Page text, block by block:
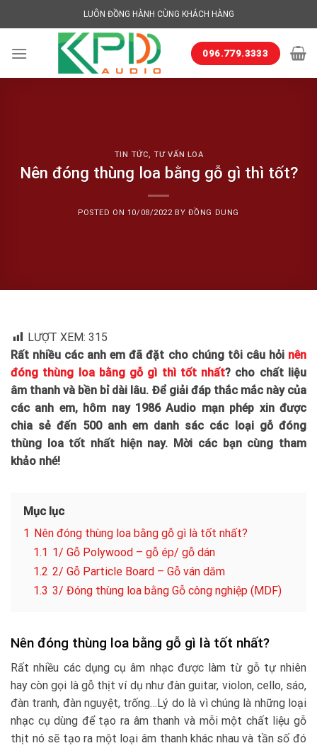
to
LUÔN ĐỒNG HÀNH CÙNG KHÁCH HÀNG
096.779.3333
TIN TỨC, TƯ VẤN LOA
Nên đóng thùng loa bằng gỗ gì thì tốt?
POSTED ON 10/08/2022BY ĐỒNG DUNG
LƯỢT XEM: 315
Rất nhiều các anh em đã đặt cho chúng tôi câu hỏi nên
đóng thùng loa bằng gỗ gì thì tốt nhất? cho chất liệu
âm thanh và bền bỉ dài lâu. Để giải đáp thắc mắc này của
các anh em, hôm nay 1986 Audio mạn phép xin được
chia sẻ đến 500 anh em danh sác các loại gỗ đóng
thùng loa tốt nhất hiện nay. Mời các bạn cùng tham
khảo nhé!
Mục lục
1 Nên đóng thùng loa bằng gỗ gì là tốt nhất?
1.1 1/ Gỗ Polywood – gỗ ép/ gỗ dán
1.2 2/ Gỗ Particle Board – Gỗ ván dăm
1.3 3/ Đóng thùng loa bằng Gỗ công nghiệp (MDF)
Nên đóng thùng loa bằng gỗ gì là tốt nhất?
Rất nhiều các dụng cụ âm nhạc được làm từ gỗ tự nhiên
hay còn gọi là gỗ thịt ví dụ như đàn guitar, violon, cello, sáo,
đàn tranh, đàn nguyệt, trống…Lý do là vì chúng là những loại
nhạc cụ dùng để tạo ra âm thanh và mỗi một chất liệu gỗ
thịt nó sẽ tạo ra một loại âm thanh khác nhau và tần số đó